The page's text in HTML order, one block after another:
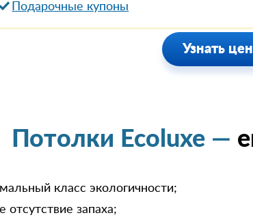
Подарочные купоны
Узнать
Потолки Ecoluxe —
класс экологичности;
отсутствие запаха;